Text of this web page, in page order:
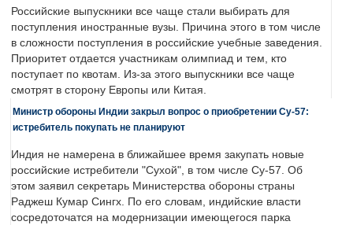
Российские выпускники все чаще стали выбирать для
поступления иностранные вузы. Причина этого в том числе
в сложности поступления в российские учебные заведения.
Приоритет отдается участникам олимпиад и тем, кто
поступает по квотам. Из-за этого выпускники все чаще
смотрят в сторону Европы или Китая.
Министр обороны Индии закрыл вопрос о приобретении Су-57:
истребитель покупать не планируют
Индия не намерена в ближайшее время закупать новые
российские истребители "Сухой", в том числе Су-57. Об
этом заявил секретарь Министерства обороны страны
Раджеш Кумар Сингх. По его словам, индийские власти
сосредоточатся на модернизации имеющегося парка